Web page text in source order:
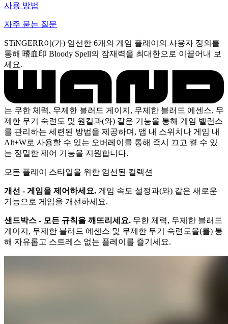
사용 방법
자주 묻는 질문
STiNGERR이(가) 엄선한 6개의 게임 플레이의 사용자 정의를
통해 嗜血印 Bloody Spell의 잠재력을 최대한으로 이끌어내 보
세요.
는 무한 체력, 무제한 블러드 게이지, 무제한 블러드 에센스, 무
제한 무기 숙련도 및 원킬과(와) 같은 기능을 통해 게임 밸런스
를 관리하는 세련된 방법을 제공하며, 앱 내 스위치나 게임 내
Alt+W로 사용할 수 있는 오버레이를 통해 즉시 끄고 켤 수 있
는 정밀한 제어 기능을 지원합니다.
모든 플레이 스타일을 위한 엄선된 컬렉션
개선 - 게임을 제어하세요. 게임 속도 설정과(와) 같은 새로운
기능으로 게임을 개선하세요.
샌드박스 - 모든 규칙을 깨뜨리세요. 무한 체력, 무제한 블러드
게이지, 무제한 블러드 에센스 및 무제한 무기 숙련도을(를) 통
해 자유롭고 스트레스 없는 플레이를 즐기세요.